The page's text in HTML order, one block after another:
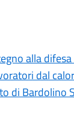
alla
dal
di Bardolino